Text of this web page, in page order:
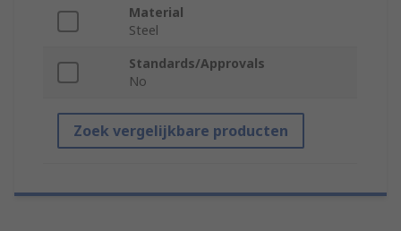
Material
Steel
Standards/Approvals
No
Zoek vergelijkbare producten